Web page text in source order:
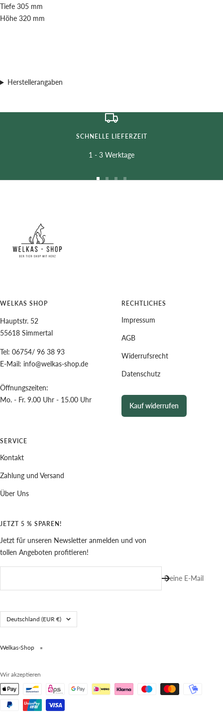
Tiefe 305 mm
Höhe 320 mm
Herstellerangaben
SCHNELLE LIEFERZEIT
1 - 3 Werktage
WELKAS SHOP
Hauptstr. 52
55618 Simmertal
Tel: 06754/ 96 38 93
E-Mail: info@welkas-shop.de
Öffnungszeiten:
Mo. - Fr. 9.00 Uhr - 15.00 Uhr
RECHTLICHES
Impressum
AGB
Widerrufsrecht
Datenschutz
Kauf widerrufen
SERVICE
Kontakt
Zahlung und Versand
Über Uns
JETZT 5 % SPAREN!
Jetzt für unseren Newsletter anmelden und von
tollen Angeboten profitieren!
Deine E-Mail
Land/Region
Deutschland (EUR €)
Welkas-Shop
Wir akzeptieren